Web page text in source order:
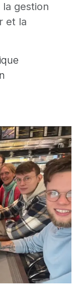
gestion
et la